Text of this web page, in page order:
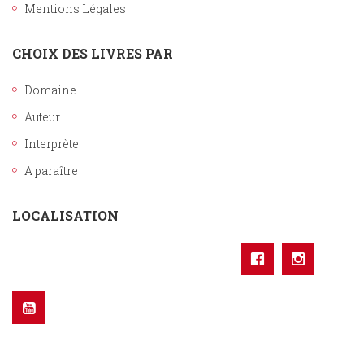
Mentions Légales
CHOIX DES LIVRES PAR
Domaine
Auteur
Interprète
A paraître
LOCALISATION